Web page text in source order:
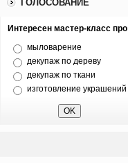
ГОЛОСОВАНИЕ
Интересен мастер-класс про
мыловарение
декупаж по дереву
декупаж по ткани
изготовление украшений